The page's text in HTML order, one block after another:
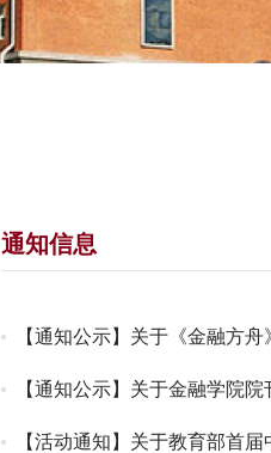
通知信息
【通知公示】关于《金融方
【通知公示】关于金融学院
【活动通知】关于教育部首